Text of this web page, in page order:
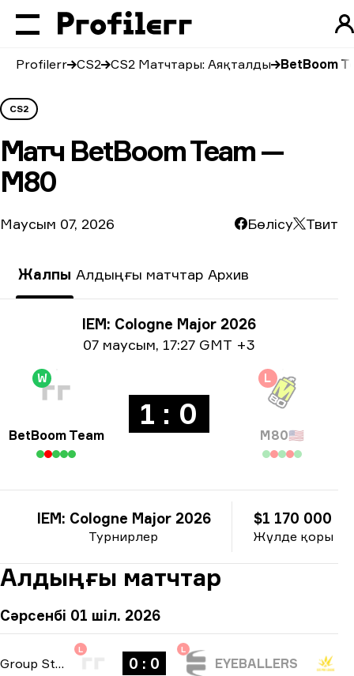
Profilerr CS2 CS2 Матчтары: Аяқталды BetBoom
CS2
Матч BetBoom Team —
M80
Маусым 07, 2026 Бөлісу Твит
Жалпы Алдыңғы матчтар Архив
Турнир туралы ақпаратIEM: Cologne Major 2026
Күні жайлы ақпарат
07 маусым, 17:27 GMT +3
W
BetBoom Team
1 : 0
L
M80🇺🇸
Турнирлер
IEM: Cologne Major 2026
Жүлде қоры
$1 170 000
Алдыңғы матчтар
Сәрсенбі 01 шіл. 2026
Group Stage
L
0 : 0
L
EYEBALLERS